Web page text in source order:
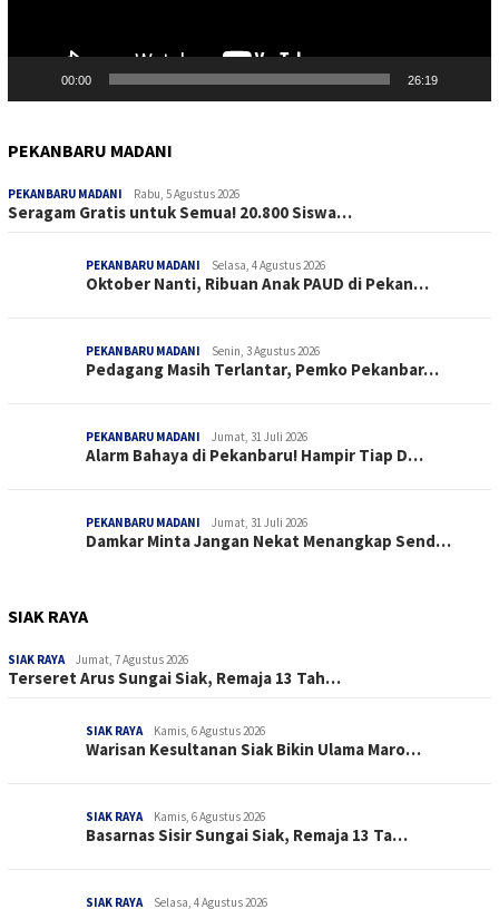
00:00 26:19
PEKANBARU MADANI
PEKANBARU MADANI Rabu, 5 Agustus 2026
Seragam Gratis untuk Semua! 20.800 Siswa…
PEKANBARU MADANI Selasa, 4 Agustus 2026
Oktober Nanti, Ribuan Anak PAUD di Pekan…
PEKANBARU MADANI Senin, 3 Agustus 2026
Pedagang Masih Terlantar, Pemko Pekanbar…
PEKANBARU MADANI Jumat, 31 Juli 2026
Alarm Bahaya di Pekanbaru! Hampir Tiap D…
PEKANBARU MADANI Jumat, 31 Juli 2026
Damkar Minta Jangan Nekat Menangkap Send…
SIAK RAYA
SIAK RAYA Jumat, 7 Agustus 2026
Terseret Arus Sungai Siak, Remaja 13 Tah…
SIAK RAYA Kamis, 6 Agustus 2026
Warisan Kesultanan Siak Bikin Ulama Maro…
SIAK RAYA Kamis, 6 Agustus 2026
Basarnas Sisir Sungai Siak, Remaja 13 Ta…
SIAK RAYA Selasa, 4 Agustus 2026